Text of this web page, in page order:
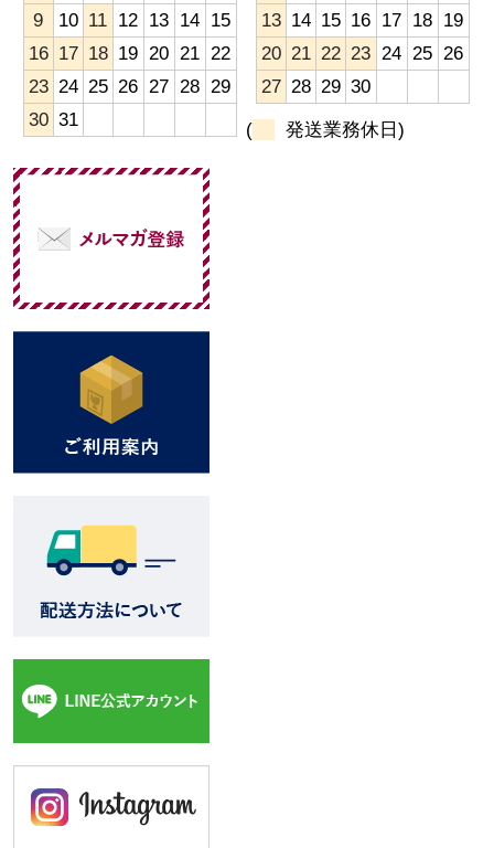
9
10 11 12 13 14 15
16 17 18 19 20 21 22
23 24 25 26 27 28 29
30 31
13 14 15 16 17 18 19
20 21 22 23 24 25 26
27 28 29 30
( 発送業務休日)